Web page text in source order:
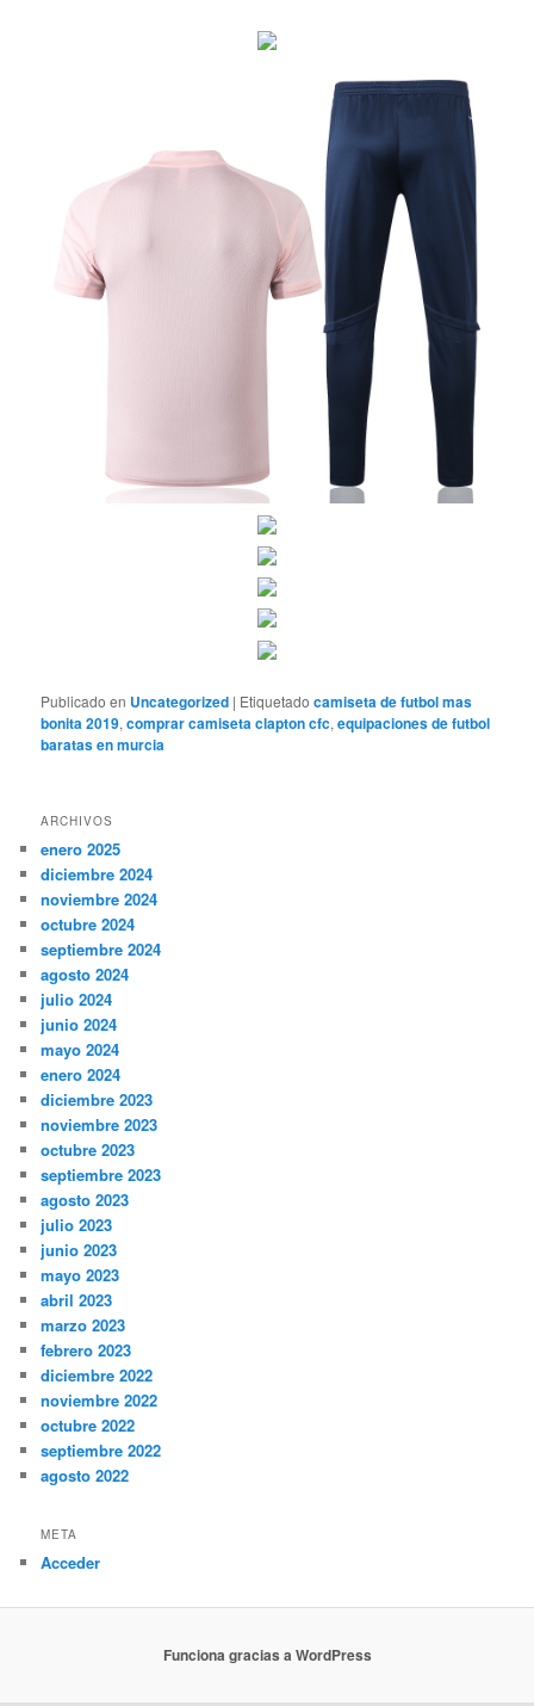
Publicado en Uncategorized | Etiquetado camiseta de futbol mas
bonita 2019,comprar camiseta clapton cfc,equipaciones de futbol
baratas en murcia
ARCHIVOS
enero 2025
diciembre 2024
noviembre 2024
octubre 2024
septiembre 2024
agosto 2024
julio 2024
junio 2024
mayo 2024
enero 2024
diciembre 2023
noviembre 2023
octubre 2023
septiembre 2023
agosto 2023
julio 2023
junio 2023
mayo 2023
abril 2023
marzo 2023
febrero 2023
diciembre 2022
noviembre 2022
octubre 2022
septiembre 2022
agosto 2022
META
Acceder
Funciona gracias a WordPress